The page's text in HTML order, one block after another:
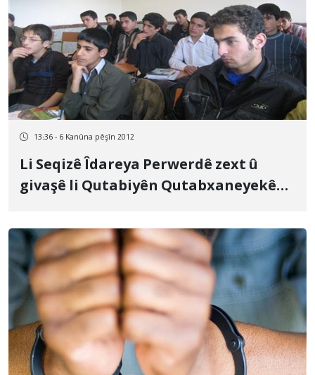
13:36 - 6 Kanûna pêşîn 2012
Li Seqizê Îdareya Perwerdê zext û
givaşê li Qutabiyên Qutabxaneyekê